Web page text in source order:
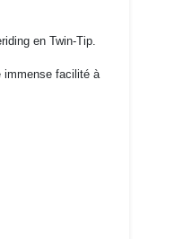
en Twin-Tip.
immense facilité à